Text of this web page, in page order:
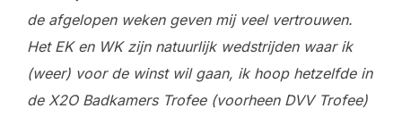
de afgelopen weken geven mij veel vertrouwen.
Het EK en WK zijn natuurlijk wedstrijden waar ik
(weer) voor de winst wil gaan, ik hoop hetzelfde in
de X2O Badkamers Trofee (voorheen DVV Trofee)